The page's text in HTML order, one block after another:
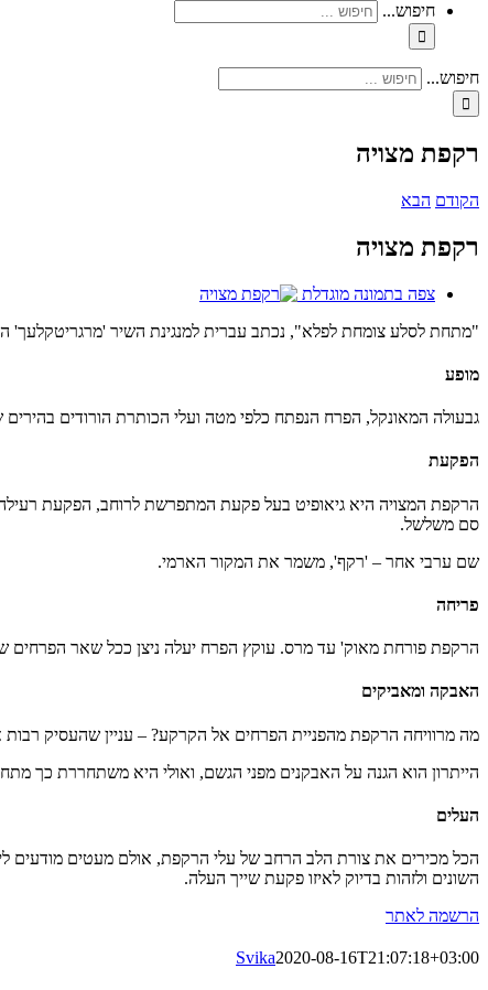
חיפוש...
חיפוש...
רקפת מצויה
הקודם הבא
רקפת מצויה
צפה בתמונה מוגדלת
"מתחת לסלע צומחת לפלא", נכתב עברית למנגינת השיר 'מרגריטקלעך'
מופע
גבעולה המאונקל, הפרח הנפתח כלפי מטה ועלי הכותרת הורודים בהירים
הפקעת
הרקפת המצויה היא גיאופיט בעל פקעת המתפרשת לרוחב, הפקעת רעילה
סם משלשל.
שם ערבי אחר – 'רקף', משמר את המקור הארמי.
פריחה
הרקפת פורחת מאוק' עד מרס. עוקץ הפרח יעלה ניצן ככל שאר הפרחים
האבקה ומאביקים
מה מרוויחה הרקפת מהפניית הפרחים אל הקרקע? – עניין שהעסיק
הייתרון הוא הגנה על האבקנים מפני הגשם, ואולי היא משתחררת כך
העלים
הכל מכירים את צורת הלב הרחב של עלי הרקפת, אולם מעטים מודעים
השונים ולזהות בדיוק לאיזו פקעת שייך העלה.
הרשמה לאתר
Svika2020-08-16T21:07:18+03:00